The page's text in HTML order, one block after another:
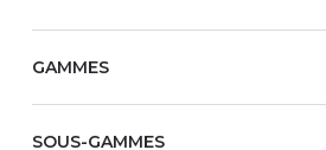
GAMMES
SOUS-GAMMES